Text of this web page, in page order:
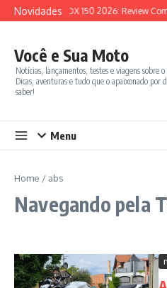
Ir para o conteúdo
NovidadesSYM ADX 150 2026: Review
Você e Sua Moto
Notícias, lançamentos, testes e viagens sobre
Dicas, aventuras e tudo que o apaixonado por
saber!
Menu
Home / abs
Navegando pela